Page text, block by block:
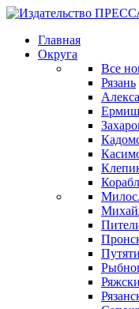
Главная
Округа
Все
Рязань